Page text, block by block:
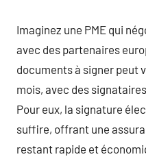
Imaginez une PME qui
avec des partenaires
documents à signer peut
mois, avec des
Pour eux, la signature
suffire, offrant une
restant rapide et